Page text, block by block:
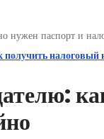
нужен паспорт и
получить